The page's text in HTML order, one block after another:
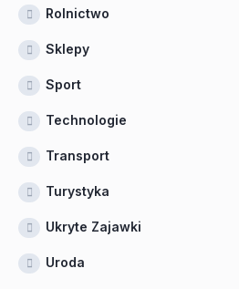
Rolnictwo
Sklepy
Sport
Technologie
Transport
Turystyka
Ukryte Zajawki
Uroda